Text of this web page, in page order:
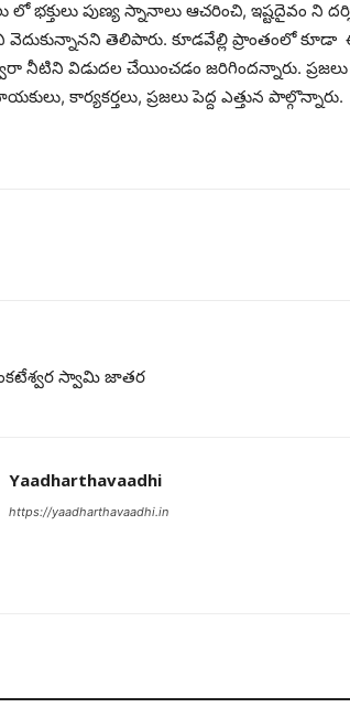
లో భక్తులు పుణ్య స్నానాలు ఆచరించి, ఇష్టదైవం
తెలిపారు. కూడవేల్లి ప్రాంతంలో కూడా
నీటిని విడుదల చేయించడం జరిగిందన్నారు. ప్రజలు
కార్యకర్తలు, ప్రజలు పెద్ద ఎత్తున పాల్గొన్నారు.
స్వామి జాతర
Yaadharthavaadhi
https://yaadharthavaadhi.in